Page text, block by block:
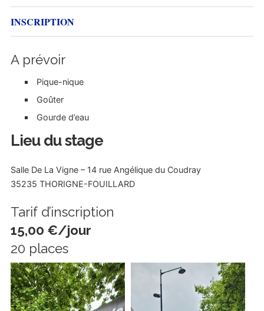
INSCRIPTION
A prévoir
Pique-nique
Goûter
Gourde d’eau
Lieu du stage
Salle De La Vigne – 14 rue Angélique du Coudray
35235 THORIGNE-FOUILLARD
Tarif d’inscription
15,00 €/jour
20 places